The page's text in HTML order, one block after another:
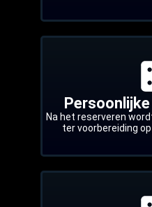
Na het reserveren
ter voorbereiding